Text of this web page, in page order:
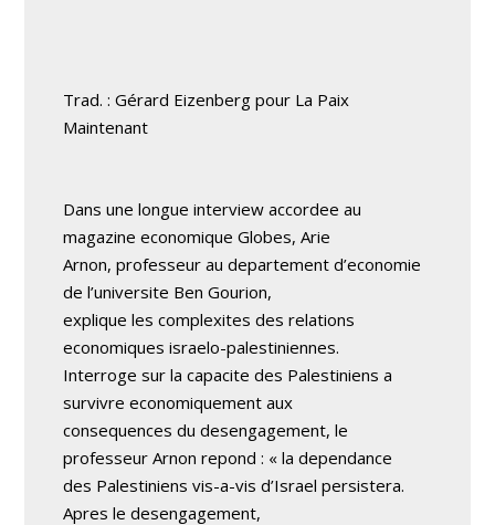
Trad. : Gérard Eizenberg pour La Paix
Maintenant
Dans une longue interview accordee au
magazine economique Globes, Arie
Arnon, professeur au departement d’economie
de l’universite Ben Gourion,
explique les complexites des relations
economiques israelo-palestiniennes.
Interroge sur la capacite des Palestiniens a
survivre economiquement aux
consequences du desengagement, le
professeur Arnon repond : « la dependance
des Palestiniens vis-a-vis d’Israel persistera.
Apres le desengagement,